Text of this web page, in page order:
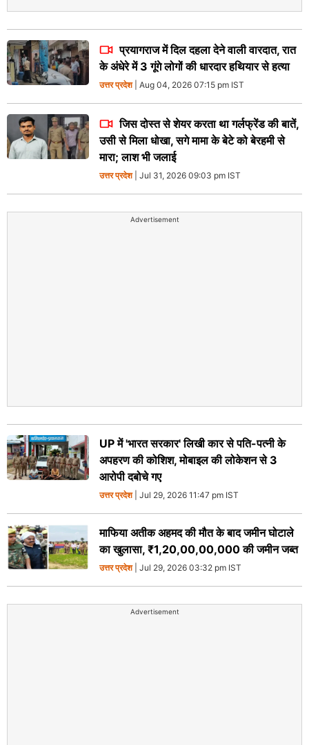
प्रयागराज में दिल दहला देने वाली वारदात, रात
के अंधेरे में 3 गूंगे लोगों की धारदार हथियार से हत्या
उत्तर प्रदेश| Aug 04, 2026 07:15 pm IST
जिस दोस्त से शेयर करता था गर्लफ्रेंड की बातें,
उसी से मिला धोखा, सगे मामा के बेटे को बेरहमी से
मारा; लाश भी जलाई
उत्तर प्रदेश| Jul 31, 2026 09:03 pm IST
Advertisement
UP में 'भारत सरकार' लिखी कार से पति-पत्नी के
अपहरण की कोशिश, मोबाइल की लोकेशन से 3
आरोपी दबोचे गए
उत्तर प्रदेश| Jul 29, 2026 11:47 pm IST
माफिया अतीक अहमद की मौत के बाद जमीन घोटाले
का खुलासा, ₹1,20,00,00,000 की जमीन जब्त
उत्तर प्रदेश| Jul 29, 2026 03:32 pm IST
Advertisement